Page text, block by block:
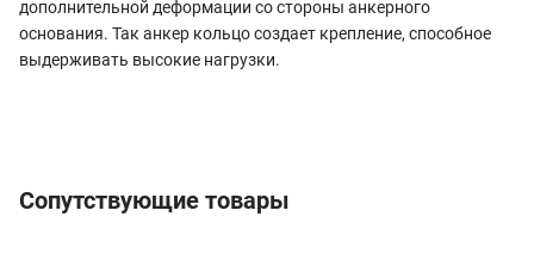
дополнительной деформации со стороны анкерного
основания. Так анкер кольцо создает крепление, способное
выдерживать высокие нагрузки.
Сопутствующие товары